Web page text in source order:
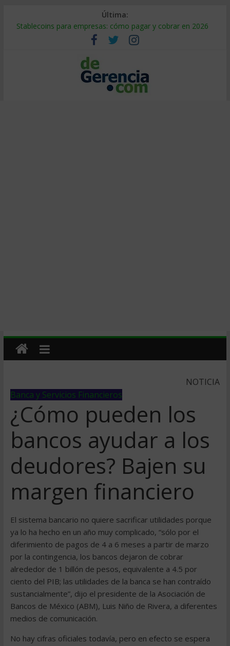
Última:
Stablecoins para empresas: cómo pagar y cobrar en 2026
Despido silencioso: qué es y por qué sale tan caro
IA en selección de personal: cómo auditarla a tiempo
Trabajo forzoso en la cadena de suministro: qué hacer
Mercado hispano de EE. UU.: cómo segmentarlo y venderle
NOTICIA
Banca y Servicios Financieros
¿Cómo pueden los
bancos ayudar a los
deudores? Bajen su
margen financiero
El sistema bancario no quiere sacrificar utilidades porque
ya lo ha hecho en un año muy complicado, “sólo por el
diferimiento de pagos de 4 a 6 meses a partir de marzo
por la contingencia, los bancos dejaron de cobrar
alrededor de 1 billón de pesos, equivalente a 4.5 por
ciento del PIB; las utilidades de la banca se han contraído
sustancialmente”, dijo el presidente de la Asociación de
Bancos de México (ABM), Luis Niño de Rivera, a diferentes
medios de comunicación.
No hay cifras oficiales todavía, pero en efecto se espera